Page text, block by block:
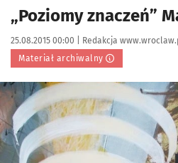
„Poziomy znaczeń”
Data publikacji:
25.08.2015 00:00 | Autor:
Redakcja
Materiał archiwalny
Kliknij, aby powiększyć